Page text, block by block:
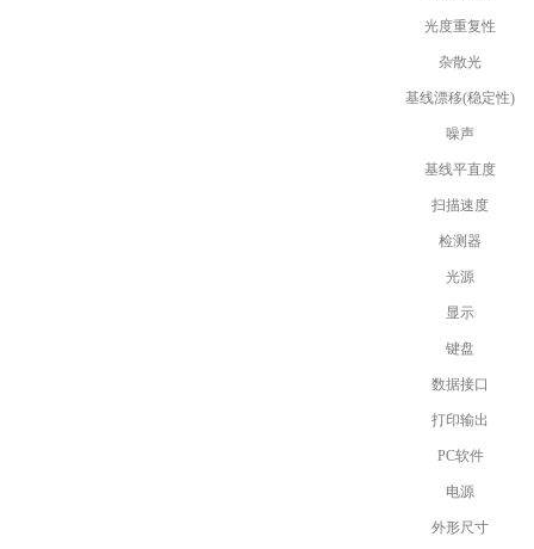
光度重复性
杂散光
基线漂移(稳定性)
噪声
基线平直度
扫描速度
检测器
光源
显示
键盘
数据接口
打印输出
PC软件
电源
外形尺寸